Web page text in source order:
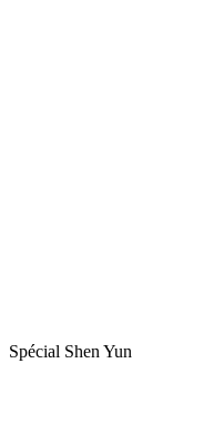
Spécial Shen Yun